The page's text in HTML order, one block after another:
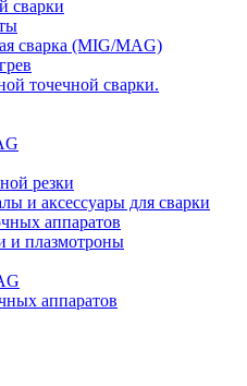
сварки
сварка (MIG/MAG)
точечной сварки.
резки
и аксессуары для сварки
аппаратов
и плазмотроны
аппаратов